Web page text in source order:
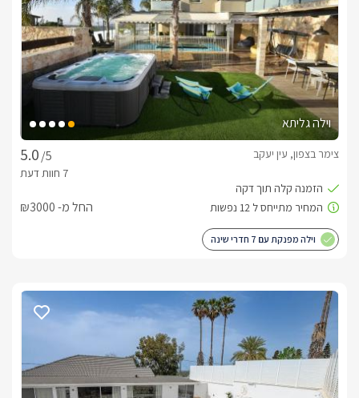
וילה גליתא
/5
צימר בצפון, עין יעקב
החל מ- ₪3000
וילה מפנקת עם 7 חדרי שינה